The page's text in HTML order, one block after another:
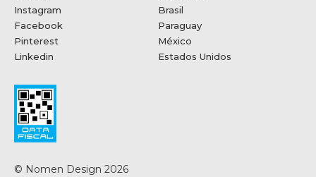
Instagram
Facebook
Pinterest
Linkedin
Brasil
Paraguay
México
Estados Unidos
© Nomen Design 2026